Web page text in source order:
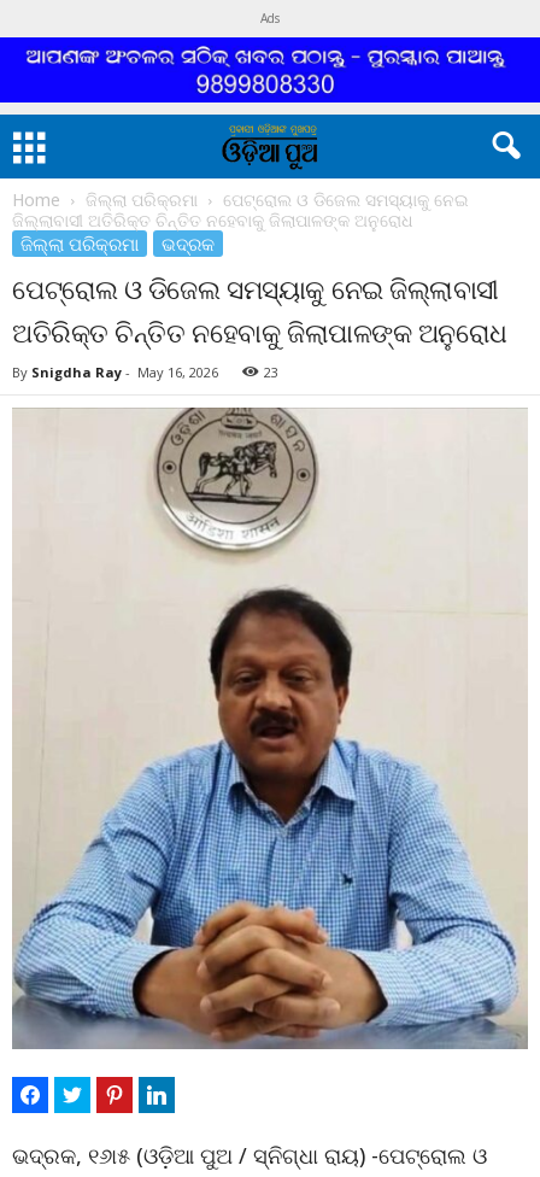
Ads
Home ଜିଲ୍ଲା ପରିକ୍ରମା
ପେଟ୍ରୋଲ ଓ ଡିଜେଲ ସମସ୍ୟାକୁ ନେଇ
ଜିଲ୍ଲାବାସୀ ଅତିରିକ୍ତ ଚିନ୍ତିତ ନହେବାକୁ ଜିଲାପାଳଙ୍କ ଅନୁରୋଧ
ଜିଲ୍ଲା ପରିକ୍ରମା ଭଦ୍ରକ
ପେଟ୍ରୋଲ ଓ ଡିଜେଲ ସମସ୍ୟାକୁ ନେଇ ଜିଲ୍ଲାବାସୀ
ଅତିରିକ୍ତ ଚିନ୍ତିତ ନହେବାକୁ ଜିଲାପାଳଙ୍କ ଅନୁରୋଧ
By Snigdha Ray - May 16, 2026 23
ଭଦ୍ରକ, ୧୬ା୫ (ଓଡ଼ିଆ ପୁଅ / ସ୍ନିଗ୍ଧା ରାୟ) -ପେଟ୍ରୋଲ ଓ